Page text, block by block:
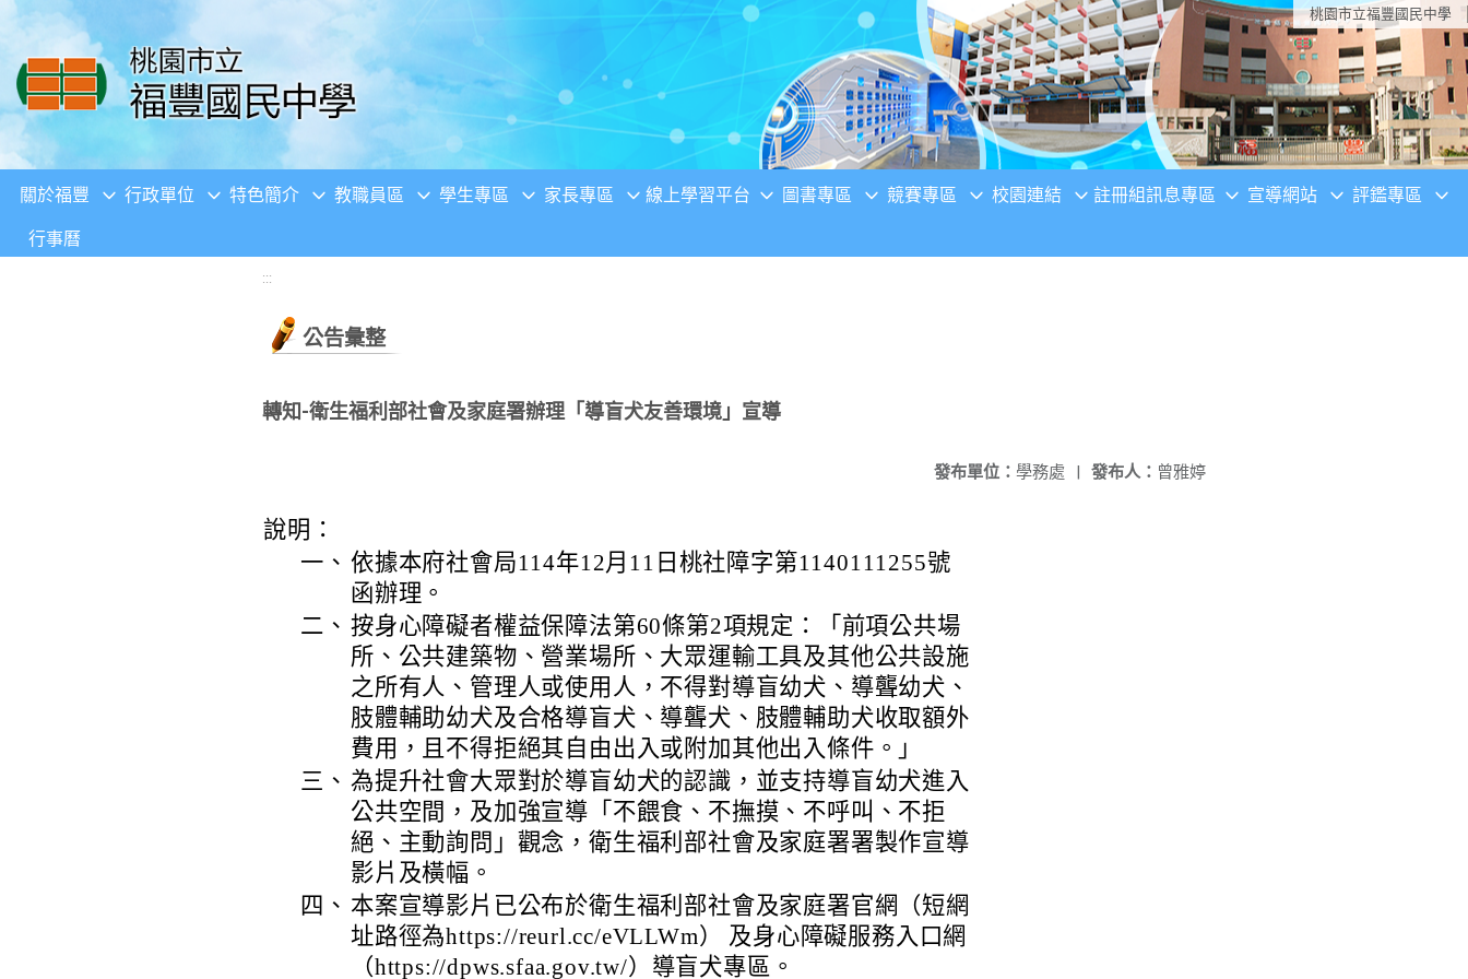
移至網頁之主要內容區位置 桃園市立福豐國民中學
關於福豐 行政單位 特色簡介 教職員區 學生專區 家長專區 線上學習平台 圖書專區 競賽專區 校園連結 註冊組訊息專區 宣導網站 評鑑專區
行事曆
:::
公告彙整
轉知-衛生福利部社會及家庭署辦理「導盲犬友善環境」宣導
發布人： 曾雅婷
發布單位： 學務處 |
說明：
一、 依據本府社會局114年12月11日桃社障字第1140111255號
函辦理。
二、 按身心障礙者權益保障法第60條第2項規定：「前項公共場
所、公共建築物、營業場所、大眾運輸工具及其他公共設施
之所有人、管理人或使用人，不得對導盲幼犬、導聾幼犬、
肢體輔助幼犬及合格導盲犬、導聾犬、肢體輔助犬收取額外
費用，且不得拒絕其自由出入或附加其他出入條件。」
三、 為提升社會大眾對於導盲幼犬的認識，並支持導盲幼犬進入
公共空間，及加強宣導「不餵食、不撫摸、不呼叫、不拒
絕、主動詢問」觀念，衛生福利部社會及家庭署署製作宣導
影片及橫幅。
四、 本案宣導影片已公布於衛生福利部社會及家庭署官網（短網
址路徑為https://reurl.cc/eVLLWm） 及身心障礙服務入口網
（https://dpws.sfaa.gov.tw/）導盲犬專區。